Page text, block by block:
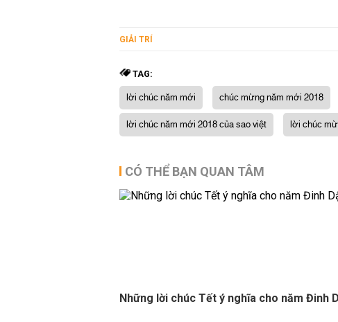
GIẢI TRÍ
TAG:
lời chúc năm mới chúc mừng năm mới 2018
lời chúc năm mới 2018 của sao việt
lời chúc
CÓ THỂ BẠN QUAN TÂM
Những lời chúc Tết ý nghĩa cho năm Đinh